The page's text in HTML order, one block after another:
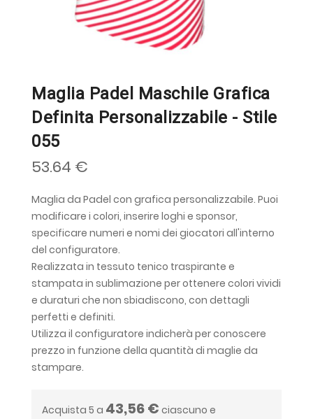
Maglia Padel Maschile Grafica
Definita Personalizzabile - Stile
055
53.64 €
Maglia da Padel con grafica personalizzabile. Puoi
modificare i colori, inserire loghi e sponsor,
specificare numeri e nomi dei giocatori all'interno
del configuratore.
Realizzata in tessuto tenico traspirante e
stampata in sublimazione per ottenere colori vividi
e duraturi che non sbiadiscono, con dettagli
perfetti e definiti.
Utilizza il configuratore indicherà per conoscere
prezzo in funzione della quantità di maglie da
stampare.
Acquista 5 a 43,56 € ciascuno e